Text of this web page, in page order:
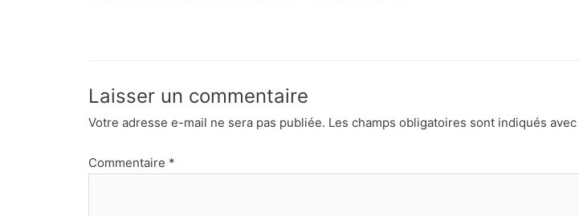
Laisser un commentaire
Votre adresse e-mail ne sera pas publiée. Les champs obligatoires sont indiqués avec
Commentaire *